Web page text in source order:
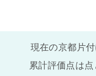
現在の京都片
累計評価点は点